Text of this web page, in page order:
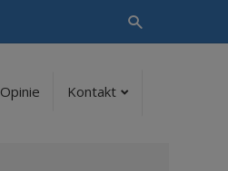
Opinie Kontakt